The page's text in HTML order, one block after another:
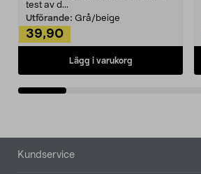
test av d...
Utförande: Grå/beige
39,90
Lägg i varukorg
Sidfot
Kundservice